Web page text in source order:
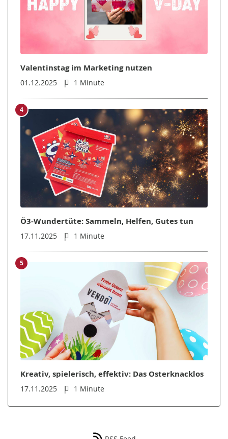
Valentinstag im Marketing nutzen
01.12.2025 1 Minute
4
Ö3-Wundertüte: Sammeln, Helfen, Gutes tun
17.11.2025 1 Minute
5
Kreativ, spielerisch, effektiv: Das Osterknacklos
17.11.2025 1 Minute